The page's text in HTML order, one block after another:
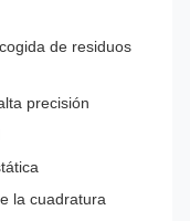
de residuos
precisión
la cuadratura